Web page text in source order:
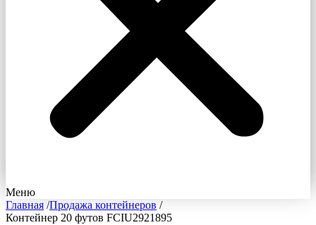
Меню
Главная /Продажа контейнеров /
Контейнер 20 футов FCIU2921895